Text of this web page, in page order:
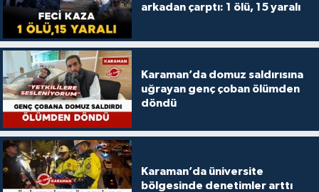
arkadan çarptı: 1 ölü, 15 yaralı
Karaman’da domuz saldırısına
uğrayan genç çoban ölümden
döndü
Karaman’da üniversite
bölgesinde denetimler arttı